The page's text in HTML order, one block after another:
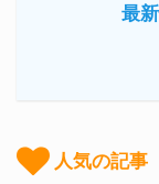
最
人気の記事